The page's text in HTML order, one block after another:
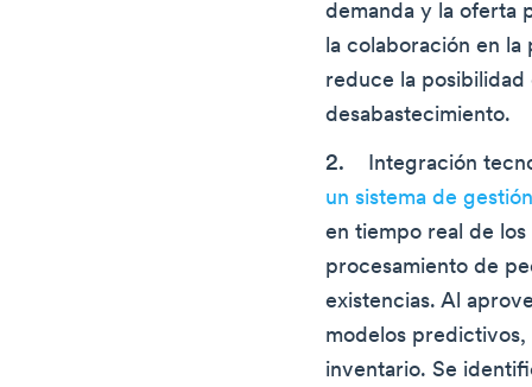
demanda y la oferta
la colaboración en
reduce la posibilidad
desabastecimiento.
Integración
un sistema de
en tiempo real de
procesamiento de
existencias. Al
modelos
inventario. Se